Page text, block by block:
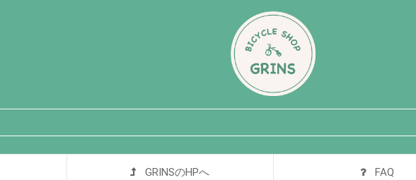
GRINSのHPへ FAQ